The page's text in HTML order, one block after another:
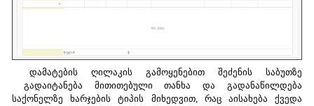
დამატების ღილაკის გამოყენებით შეძენის საბუთზე
გადაიტანება მითითებული თანხა და გადანაწილდება
საქონელზე ხარჯების ტიპის მიხედვით, რაც აისახება ქვედა